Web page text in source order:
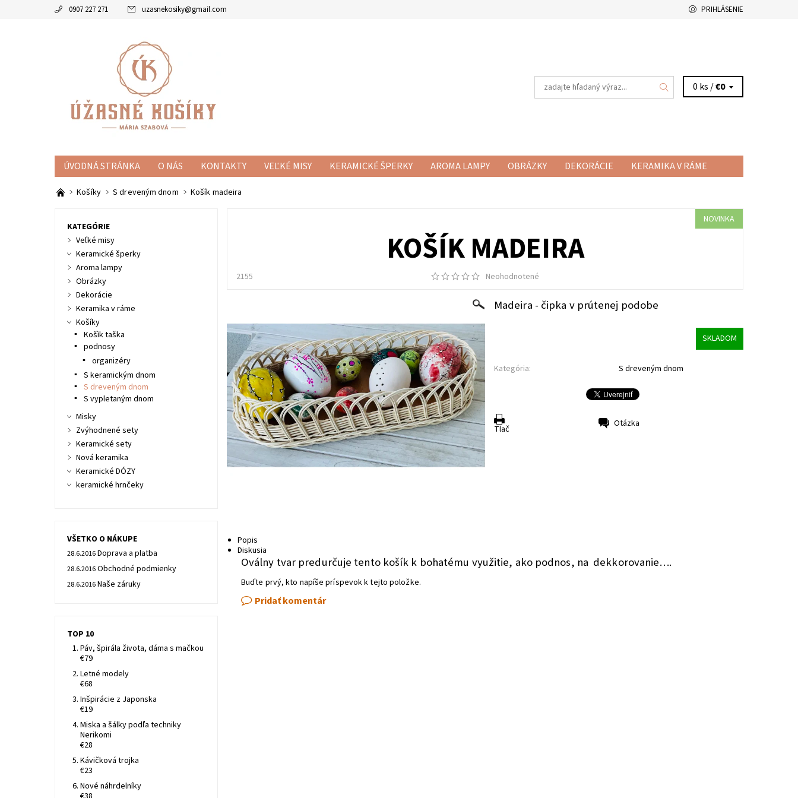
0907 227 271 uzasnekosiky@gmail.com PRIHLÁSENIE
0 ks /€0
ÚVODNÁ STRÁNKA O NÁS KONTAKTY VEĽKÉ MISY KERAMICKÉ ŠPERKY AROMA LAMPY OBRÁZKY DEKORÁCIE
KERAMIKA V RÁME
KOŠÍKY
MISKY ZVÝHODNENÉ SETY
Košíky S dreveným dnom Košík madeira
NOVINKA
KOŠÍK MADEIRA
2155 Neohodnotené
Madeira - čipka v prútenej podobe
SKLADOM
Kategória: S dreveným dnom
Tlač Otázka
Popis
Diskusia
Oválny tvar predurčuje tento košík k bohatému využitie, ako podnos, na dekkorovanie….
Buďte prvý, kto napíše príspevok k tejto položke.
Pridať komentár
KATEGÓRIE
Veľké misy
Keramické šperky
Aroma lampy
Obrázky
Dekorácie
Keramika v ráme
Košíky
Košìk taška
podnosy
organizéry
S keramickým dnom
S dreveným dnom
S vypletaným dnom
Misky
Zvýhodnené sety
Keramické sety
Nová keramika
Keramické DÓZY
keramické hrnčeky
VŠETKO O NÁKUPE
28.6.2016Doprava a platba
28.6.2016Obchodné podmienky
28.6.2016Naše záruky
TOP 10
Páv, špirála života, dáma s mačkou
€79
Letné modely
€68
Inšpirácie z Japonska
€19
Miska a šálky podľa techniky
Nerikomi
€28
Kávičková trojka
€23
Nové náhrdelníky